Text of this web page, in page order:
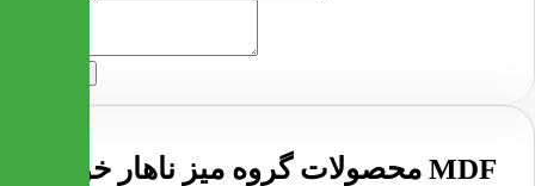
محصولات گروه میز ناهار خوری MDF